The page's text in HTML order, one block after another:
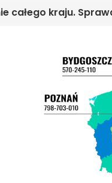
całego kraju.